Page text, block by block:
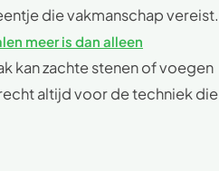
die vakmanschap vereist.
meer is dan alleen
kan zachte stenen of voegen
altijd voor de techniek die